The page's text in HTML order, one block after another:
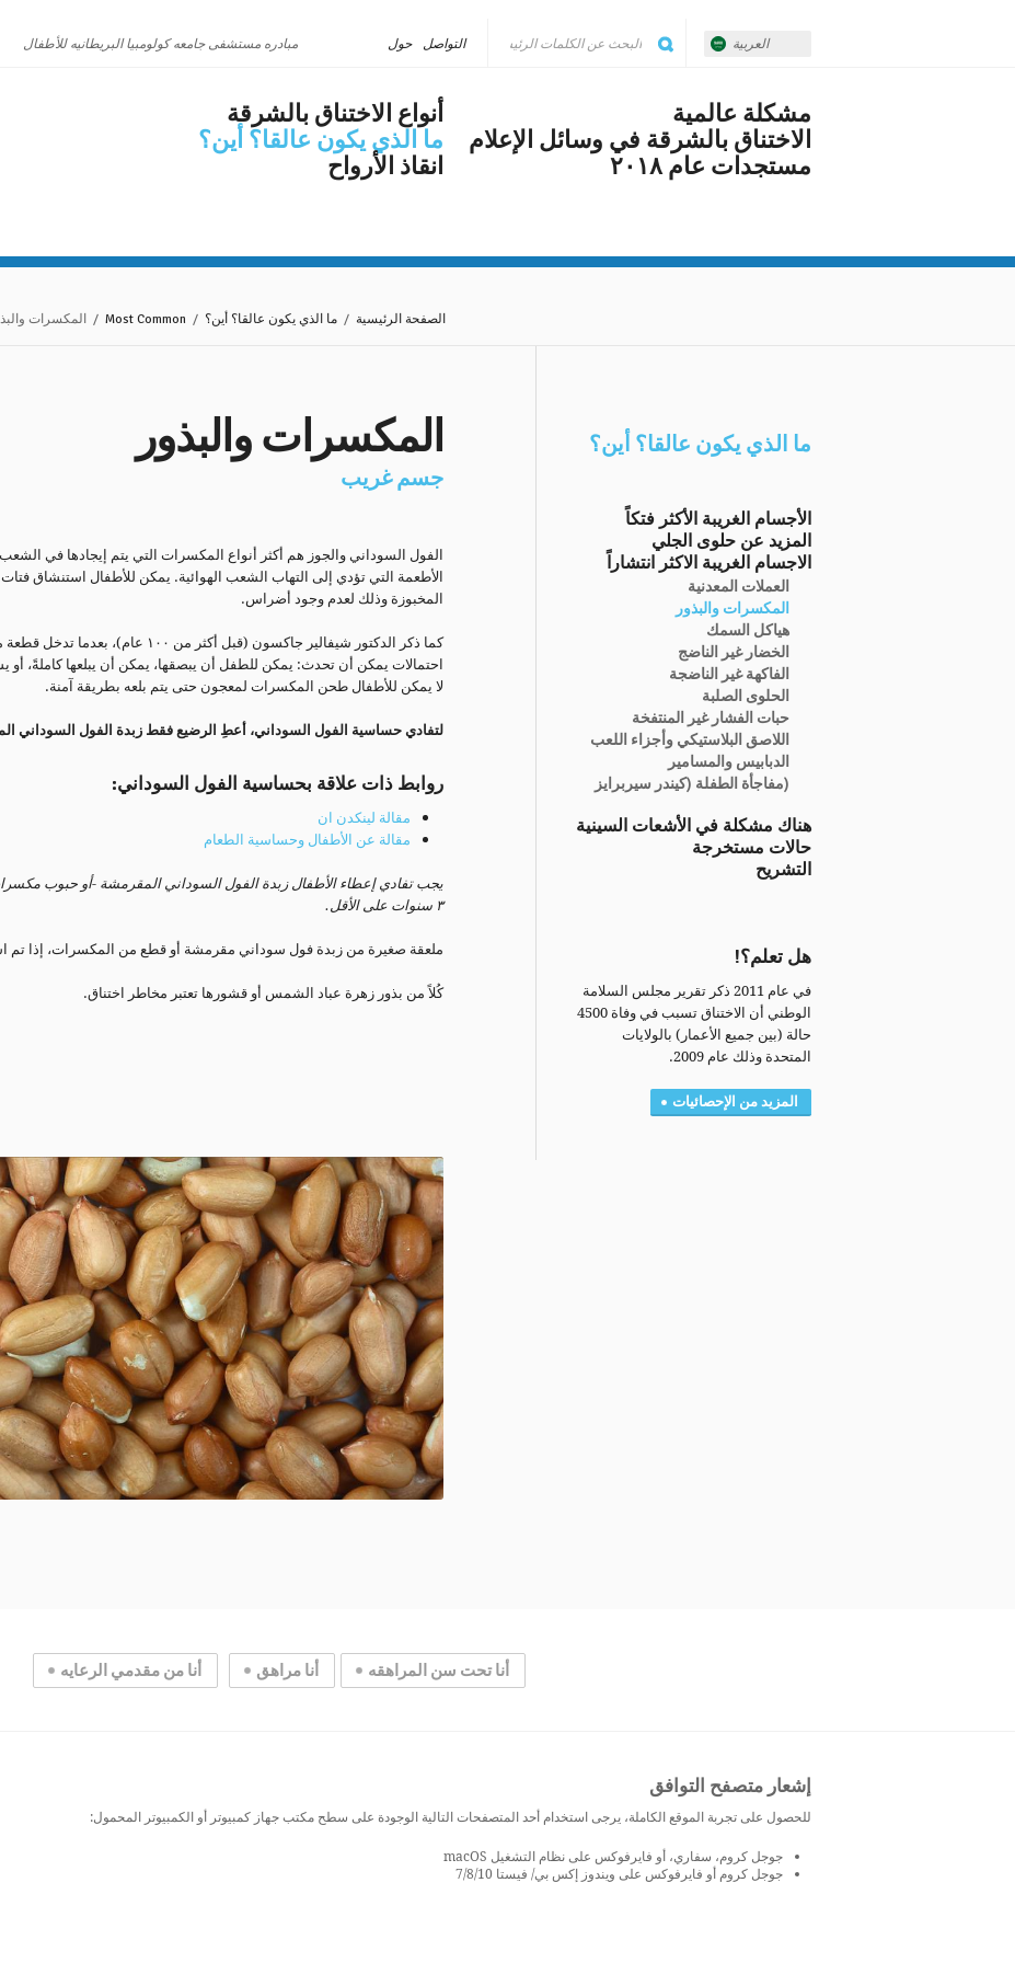
مبادره مستشفى جامعه كولومبيا البريطانيه للأطفال العربية التواصل حول
أنواع الاختناق بالشرقة
ما الذي يكون عالقا؟ أين؟
انقاذ الأرواح
مشكلة عالمية
الاختناق بالشرقة في وسائل الإعلام
مستجدات عام ٢٠١٨
الصفحة الرئيسية / ما الذي يكون عالقا؟ أين؟ /
Most Common / المكسرات
المكسرات والبذور
جسم غريب
الفول السوداني والجوز هم أكثر أنواع المكسرات التي يتم إيجادها في الشعب
الأطعمة التي تؤدي إلى التهاب الشعب الهوائية. يمكن للأطفال استنشاق
المخبوزة وذلك لعدم وجود أضراس.
كما ذكر الدكتور شيفالير جاكسون (قبل
احتمالات يمكن أن تحدث: يمكن للطفل أن يبصقها، يمكن أن يبلعها كاملةً،
لا يمكن للأطفال طحن المكسرات لمعجون حتى يتم بلعه بطريقة آمنة.
لتفادي حساسية الفول السوداني، أعطِ الرضيع فقط زبدة الفول السوداني
روابط ذات علاقة بحساسية الفول السوداني:
مقالة لينكدن ان
مقالة عن الأطفال وحساسية الطعام
يجب تفادي إعطاء الأطفال زبدة الفول السوداني المقرمشة -أو حبوب
٣ سنوات على الأقل.
ملعقة صغيرة من زبدة فول سوداني مقرمشة أو قطع من المكسرات، إذا تم
كُلاً من بذور زهرة عباد الشمس أو قشورها تعتبر مخاطر اختناق.
ما الذي يكون عالقا؟ أين؟
الأجسام الغريبة الأكثر فتكاً
المزيد عن حلوى الجلي
الاجسام الغريبة الاكثر انتشاراً
العملات المعدنية
المكسرات والبذور
هياكل السمك
الخضار غير الناضج
الفاكهة غير الناضجة
الحلوى الصلبة
حبات الفشار غير المنتفخة
اللاصق البلاستيكي وأجزاء اللعب
الدبابيس والمسامير
(مفاجأة الطفلة (كيندر سيربرايز
هناك مشكلة في الأشعات السينية
حالات مستخرجة
التشريح
هل تعلم؟!
في عام 2011 ذكر تقرير مجلس السلامة
الوطني أن الاختناق تسبب في وفاة 4500
حالة (بين جميع الأعمار) بالولايات
المتحدة وذلك عام 2009.
المزيد من الإحصائيات
أنا تحت سن المراهقه أنا مراهق أنا من مقدمي الرعايه
إشعار متصفح التوافق
للحصول على تجربة الموقع الكاملة، يرجى استخدام أحد المتصفحات التالية الوجودة على سطح مكتب جهاز كمبيوتر أو الكمبيوتر المحمول:
جوجل كروم، سفاري، أو فايرفوكس على نظام التشغيل macOS
جوجل كروم أو فايرفوكس على ويندوز إكس بي/ فيستا 7/8/10